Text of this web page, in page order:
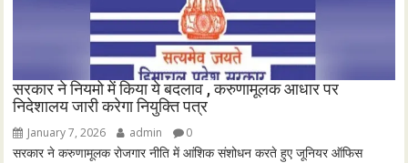
सरकार ने नियमो में किया ये बदलाव , करुणामूलक आधार पर
निदेशालय जारी करेगा नियुक्ति पत्र
January 7, 2026 admin 0
सरकार ने करुणामूलक रोजगार नीति में आंशिक संशोधन करते हुए जूनियर ऑफिस